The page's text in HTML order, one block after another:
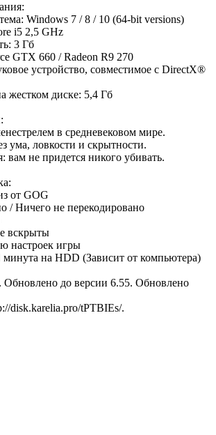
Windows 7 / 8 / 10 (64-bit versions)
i5 2,5 GHz
3 Гб
GTX 660 / Radeon R9 270
устройство, совместимое с DirectX®
жестком диске: 5,4 Гб
в средневековом мире.
ума, ловкости и скрытности.
вам не придется никого убивать.
от GOG
/ Ничего не перекодировано
вскрыты
настроек игры
минута на HDD (Зависит от компьютера)
Обновлено до версии 6.55. Обновлено
disk.karelia.pro/tPTBIEs/.